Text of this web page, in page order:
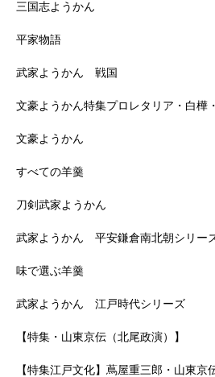
三国志ようかん
平家物語
武家ようかん 戦国
文豪ようかん特集プロレタリア・白樺
文豪ようかん
すべての羊羹
刀剣武家ようかん
武家ようかん 平安鎌倉南北朝シリー
味で選ぶ羊羹
武家ようかん 江戸時代シリーズ
【特集・山東京伝（北尾政演）】
【特集江戸文化】蔦屋重三郎・山東京